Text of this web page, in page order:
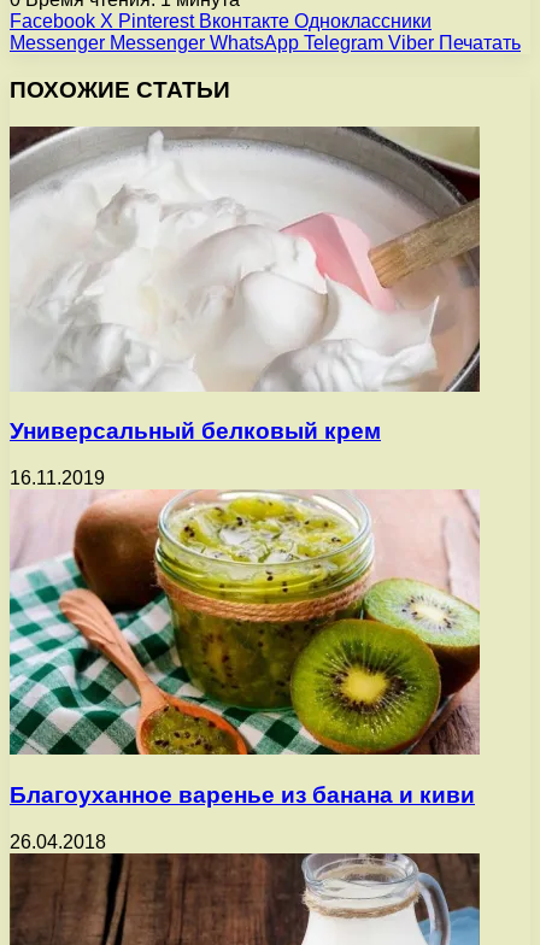
Facebook X Pinterest Вконтакте Одноклассники
Messenger Messenger WhatsApp Telegram Viber Печатать
ПОХОЖИЕ СТАТЬИ
Универсальный белковый крем
16.11.2019
Благоуханное варенье из банана и киви
26.04.2018